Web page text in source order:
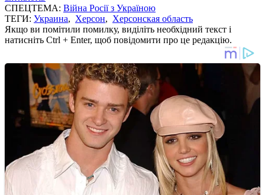
СПЕЦТЕМА: Війна Росії з Україною
ТЕГИ: Украина, Херсон, Херсонская область
Якщо ви помітили помилку, виділіть необхідний текст і
натисніть Ctrl + Enter, щоб повідомити про це редакцію.